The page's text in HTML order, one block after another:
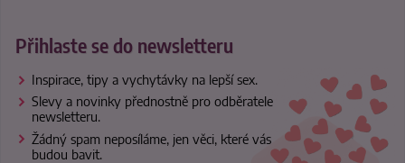
Přihlaste se do newsletteru
Inspirace, tipy a vychytávky na lepší sex.
Slevy a novinky přednostně pro odběratele
newsletteru.
Žádný spam neposíláme, jen věci, které vás
budou bavit.